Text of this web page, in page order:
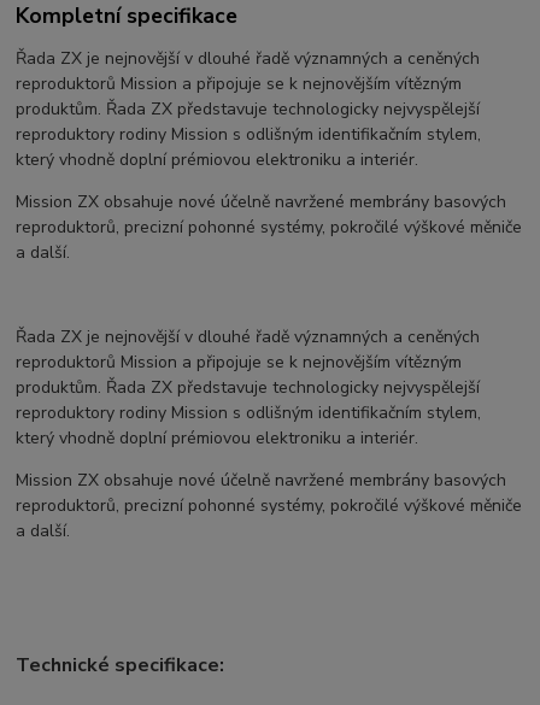
Kompletní specifikace
Řada ZX je nejnovější v dlouhé řadě významných a ceněných
reproduktorů Mission a připojuje se k nejnovějším vítězným
produktům. Řada ZX představuje technologicky nejvyspělejší
reproduktory rodiny Mission s odlišným identifikačním stylem,
který vhodně doplní prémiovou elektroniku a interiér.
Mission ZX obsahuje nové účelně navržené membrány basových
reproduktorů, precizní pohonné systémy, pokročilé výškové měniče
a další.
Řada ZX je nejnovější v dlouhé řadě významných a ceněných
reproduktorů Mission a připojuje se k nejnovějším vítězným
produktům. Řada ZX představuje technologicky nejvyspělejší
reproduktory rodiny Mission s odlišným identifikačním stylem,
který vhodně doplní prémiovou elektroniku a interiér.
Mission ZX obsahuje nové účelně navržené membrány basových
reproduktorů, precizní pohonné systémy, pokročilé výškové měniče
a další.
Technické specifikace: